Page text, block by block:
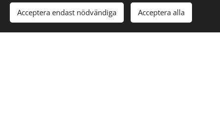
Acceptera endast nödvändiga Acceptera alla